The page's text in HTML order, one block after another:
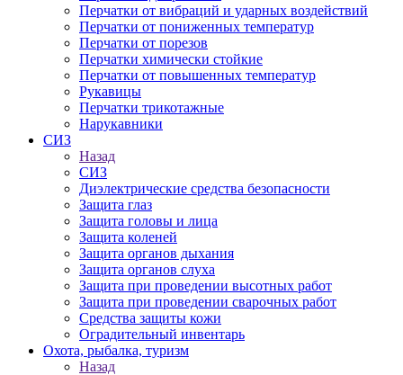
Перчатки от вибраций и ударных воздействий
Перчатки от пониженных температур
Перчатки от порезов
Перчатки химически стойкие
Перчатки от повышенных температур
Рукавицы
Перчатки трикотажные
Нарукавники
СИЗ
Назад
СИЗ
Диэлектрические средства безопасности
Защита глаз
Защита головы и лица
Защита коленей
Защита органов дыхания
Защита органов слуха
Защита при проведении высотных работ
Защита при проведении сварочных работ
Средства защиты кожи
Оградительный инвентарь
Охота, рыбалка, туризм
Назад